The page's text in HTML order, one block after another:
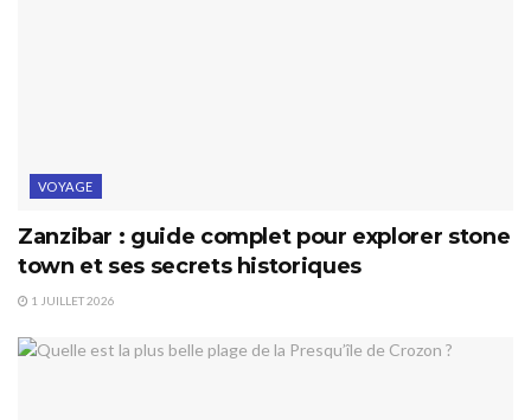
VOYAGE
Zanzibar : guide complet pour explorer stone
town et ses secrets historiques
1 JUILLET 2026